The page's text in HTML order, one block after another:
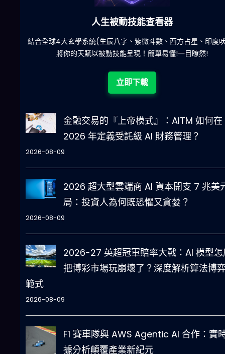
六合彩發達神器
減少超過500萬個低概率中獎組合，提高中獎率
立即下載
金融交易的『上帝模式』：AITM 如何在
2026 年定義受託級 AI 財務管理？
2026-08-09
2026 超大型雲端商 AI 資本開支 7 兆美
局：投資人為何既恐懼又貪婪？
2026-08-09
2026-27 英超冠軍賠率大戰：AI 模型怎
把博彩市場玩崩壞了？深度解析算法博
範式
2026-08-09
F1 賽車隊與 AWS Agentic AI 合作：實
據分析顛覆產業新紀元